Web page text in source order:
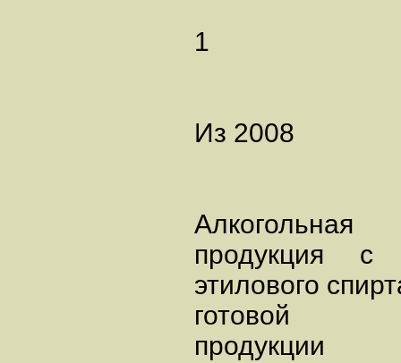
1
Из 2008
Алкогольная
продукция с
этилового
готовой